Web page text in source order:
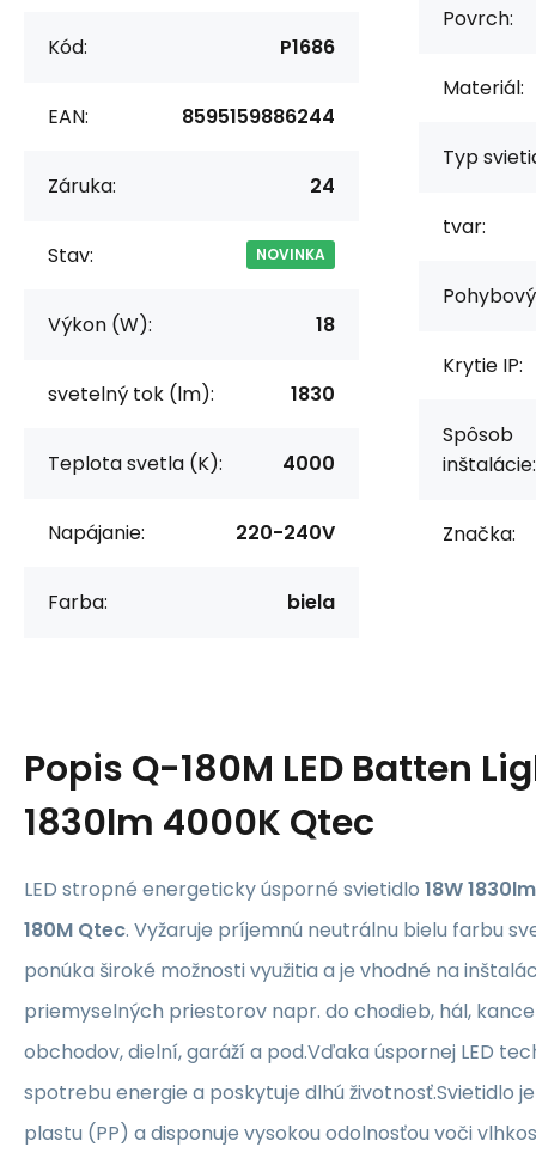
Kód: P1686
EAN: 8595159886244
Záruka: 24
Stav: NOVINKA
Výkon (W): 18
svetelný tok (lm): 1830
Teplota svetla (K): 4000
Napájanie: 220-240V
Farba: biela
Povrch:
Materiál:
Typ
tvar:
Krytie IP:
Spôsob
inštalácie:
Značka:
Popis Q-180M LED Batten
1830lm 4000K Qtec
LED stropné energeticky úsporné svietidlo 18W
180M Qtec. Vyžaruje príjemnú neutrálnu bielu farbu
ponúka široké možnosti využitia a je vhodné na
priemyselných priestorov napr. do chodieb, hál,
obchodov, dielní, garáží a pod.Vďaka úspornej LED
spotrebu energie a poskytuje dlhú životnosť.Svietidlo
plastu (PP) a disponuje vysokou odolnosťou voči